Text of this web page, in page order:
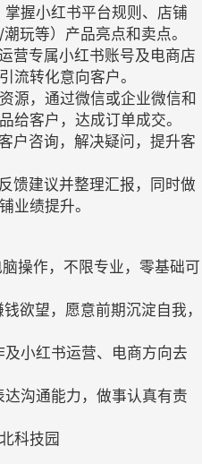
握小红书平台规则、店铺
玩等）产品亮点和卖点。
营专属小红书账号及电商店
流转化意向客户。
源，通过微信或企业微信和
给客户，达成订单成交。
户咨询，解决疑问，提升客
馈建议并整理汇报，同时做
业绩提升。
操作，不限专业，零基础可
欲望，愿意前期沉淀自我，
小红书运营、电商方向去
沟通能力，做事认真有责
科技园